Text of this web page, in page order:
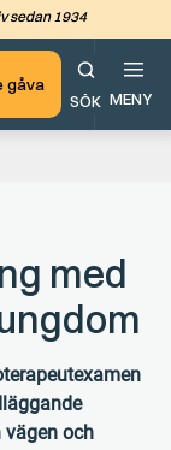
huvudsakliga
sedan 1934
gåva
SÖK MENY
med
vägen och